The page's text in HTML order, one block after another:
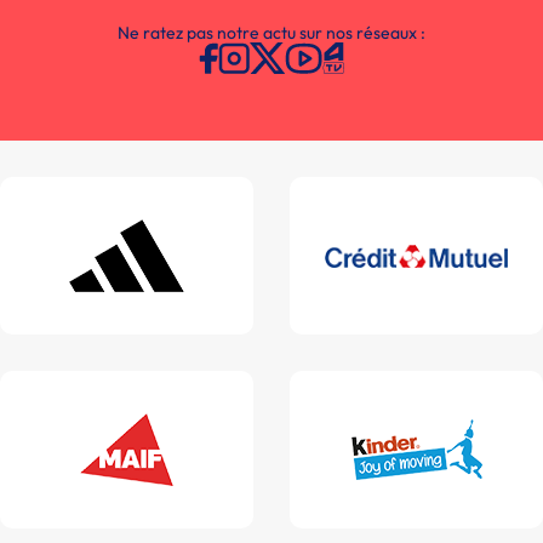
Ne ratez pas notre actu sur nos réseaux :